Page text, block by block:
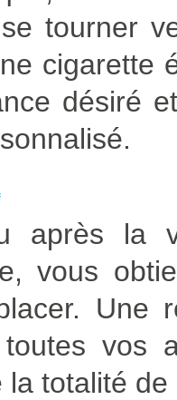
tourner
cigarette
désiré
après la
vous
Une
toutes vos
la totalité